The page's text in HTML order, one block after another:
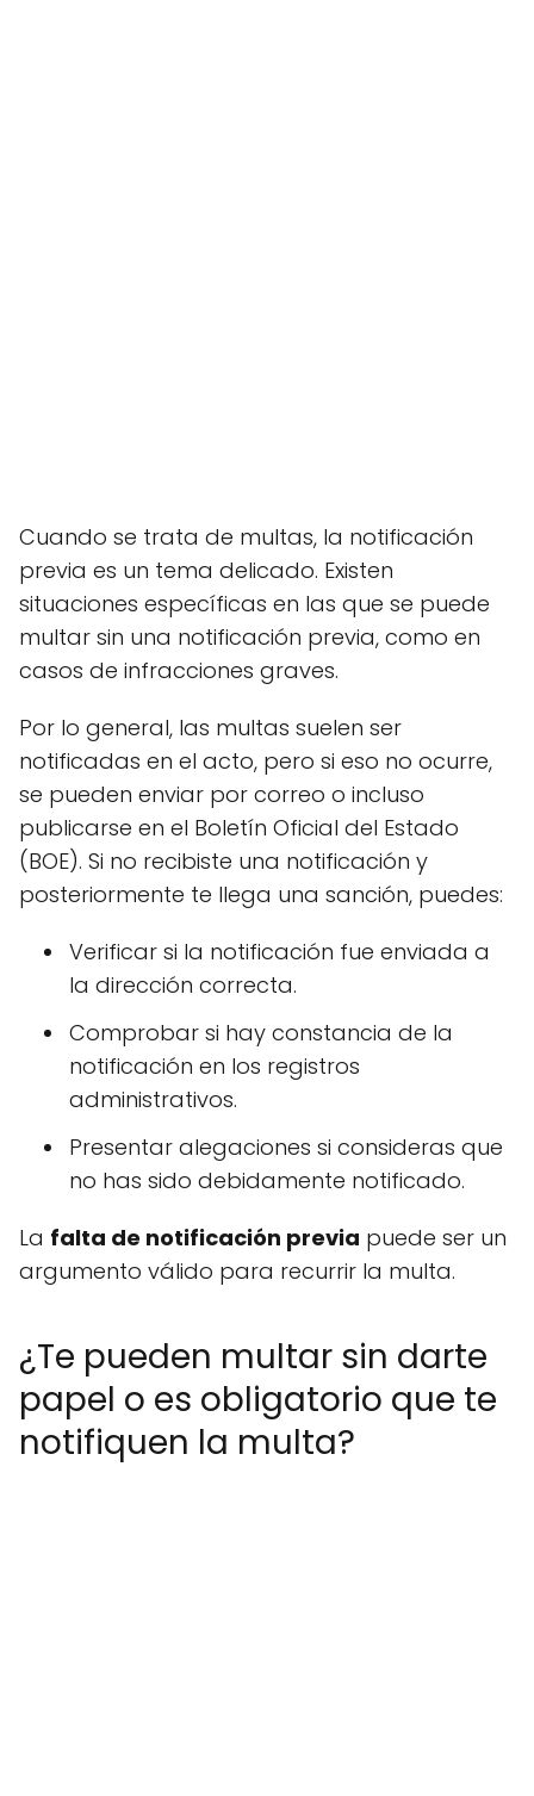
Cuando se trata de multas, la notificación
previa es un tema delicado. Existen
situaciones específicas en las que se puede
multar sin una notificación previa, como en
casos de infracciones graves.
Por lo general, las multas suelen ser
notificadas en el acto, pero si eso no ocurre,
se pueden enviar por correo o incluso
publicarse en el Boletín Oficial del Estado
(BOE). Si no recibiste una notificación y
posteriormente te llega una sanción, puedes:
Verificar si la notificación fue enviada a
la dirección correcta.
Comprobar si hay constancia de la
notificación en los registros
administrativos.
Presentar alegaciones si consideras que
no has sido debidamente notificado.
La falta de notificación previa puede ser un
argumento válido para recurrir la multa.
¿Te pueden multar sin darte
papel o es obligatorio que te
notifiquen la multa?